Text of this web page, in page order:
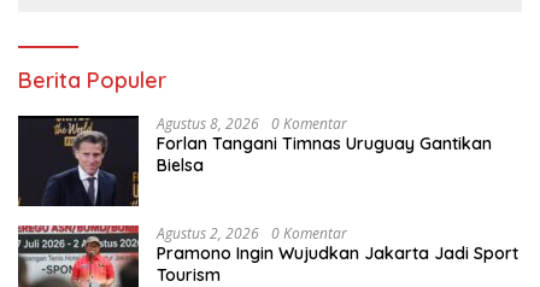
Berita Populer
Agustus 8, 2026 0 Komentar
Forlan Tangani Timnas Uruguay Gantikan
Bielsa
Agustus 2, 2026 0 Komentar
Pramono Ingin Wujudkan Jakarta Jadi Sport
Tourism